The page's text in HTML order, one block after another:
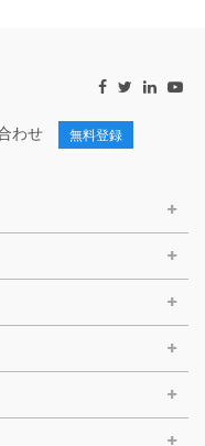
わせ 無料登録